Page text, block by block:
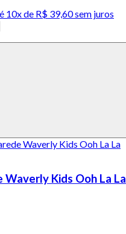
10x de R$ 39,60 sem juros
Waverly Kids Ooh La La